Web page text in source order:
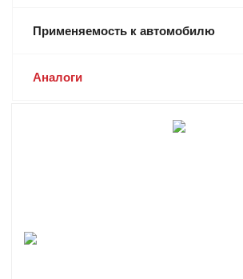
Применяемость к автомобилю
Аналоги